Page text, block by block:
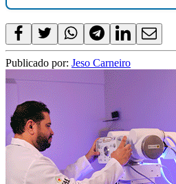
Publicado por: Jeso Carneiro